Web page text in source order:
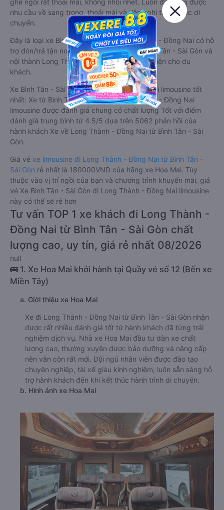
ghế ngồi rất thoải mái, không nhồi nhét. Luôn đáp ứng được
nhu cầu về sang trọng, thoải mái và tiện nghi trong việc di
chuyển.
Đây là loại xe Bình Tân - Sài Gòn Long Thành - Đồng Nai có hỗ
trợ đón/trả tận nơi miễn phí tại nội thành Bình Tân - Sài Gòn và
nội thành Long Thành - Đồng Nai, rất thuận tiện cho du
khách.
Xe Bình Tân - Sài Gòn Long Thành - Đồng Nai limousine tốt
nhất: Xe từ Bình Tân - Sài Gòn đi Long Thành - Đồng Nai
limousine được đánh giá chung có chất lượng Tốt với điểm
đánh giá trung bình từ 4.5/5 dựa trên 5062 phản hồi của
hành khách Xe về Long Thành - Đồng Nai từ Bình Tân - Sài
Gòn.
Giá vé xe limousine đi Long Thành - Đồng Nai từ Bình Tân -
Sài Gòn rẻ nhất là 180000VND của hãng xe Hoa Mai. Tùy
thuộc vào vị trí ngồi của bạn và chương trình khuyến mãi, giá
vé Xe Bình Tân - Sài Gòn đi Long Thành - Đồng Nai limousine
này có thể sẽ rẻ hơn
Tư vấn TOP 1 xe khách đi Long Thành -
Đồng Nai từ Bình Tân - Sài Gòn chất
lượng cao, uy tín, giá rẻ nhất 08/2026
null
🚌 1. Xe Hoa Mai khởi hành tại Quầy vé số 12 (Bến xe
Miền Tây)
a. Giới thiệu xe Hoa Mai
Xe đi Long Thành - Đồng Nai từ Bình Tân - Sài Gòn nhận
được rất nhiều đánh giá tốt từ hành khách đã từng trải
nghiệm dịch vụ. Nhà xe Hoa Mai đầu tư dàn xe chất
lượng cao, thường xuyên được bảo dưỡng và nâng cấp
nên vẫn còn rất mới. Đội ngũ nhân viên được đào tạo
chuyên nghiệp, tài xế giàu kinh nghiệm, luôn sẵn sàng hỗ
trợ hành khách đến khi kết thúc hành trình di chuyển.
b. Hình ảnh xe Hoa Mai